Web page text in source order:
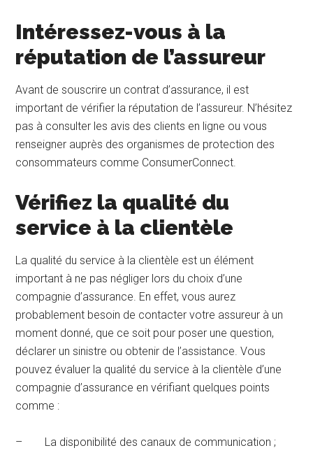
Intéressez-vous à la
réputation de l’assureur
Avant de souscrire un contrat d’assurance, il est
important de vérifier la réputation de l’assureur. N’hésitez
pas à consulter les avis des clients en ligne ou vous
renseigner auprès des organismes de protection des
consommateurs comme ConsumerConnect.
Vérifiez la qualité du
service à la clientèle
La qualité du service à la clientèle est un élément
important à ne pas négliger lors du choix d’une
compagnie d’assurance. En effet, vous aurez
probablement besoin de contacter votre assureur à un
moment donné, que ce soit pour poser une question,
déclarer un sinistre ou obtenir de l’assistance. Vous
pouvez évaluer la qualité du service à la clientèle d’une
compagnie d’assurance en vérifiant quelques points
comme :
– La disponibilité des canaux de communication ;